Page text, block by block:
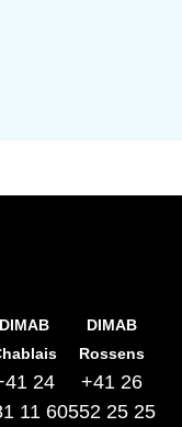
DIMAB
24
11 60
DIMAB
Rossens
+41 26
552 25 25